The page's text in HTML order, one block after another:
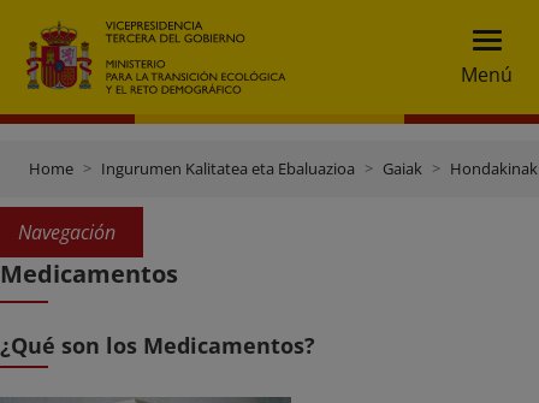
Menú
Home Ingurumen Kalitatea eta Ebaluazioa Gaiak
Navegación
Medicamentos
¿Qué son los Medicamentos?